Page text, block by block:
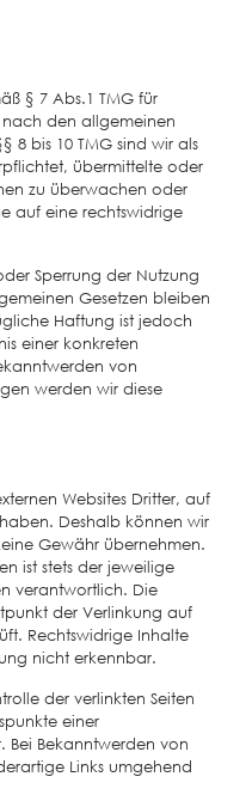
§ 7 Abs.1 TMG für
den allgemeinen
8 bis 10 TMG sind wir als
übermittelte oder
zu überwachen oder
auf eine rechtswidrige
Sperrung der Nutzung
Gesetzen bleiben
Haftung ist jedoch
einer konkreten
von
werden wir diese
Websites Dritter, auf
Deshalb können wir
Gewähr übernehmen.
ist stets der jeweilige
verantwortlich. Die
der Verlinkung auf
Rechtswidrige Inhalte
nicht erkennbar.
der verlinkten Seiten
einer
Bei Bekanntwerden von
Links umgehend